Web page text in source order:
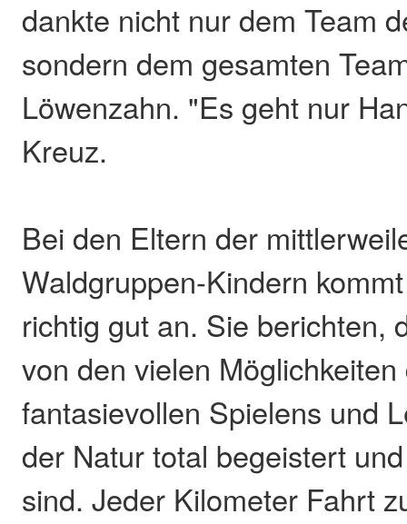
dankte nicht nur dem Team
sondern dem gesamten
Löwenzahn. "Es geht nur
Kreuz.
Bei den Eltern der
Waldgruppen-Kindern
richtig gut an. Sie berichten,
von den vielen
fantasievollen Spielens und
der Natur total begeistert
sind. Jeder Kilometer Fahrt